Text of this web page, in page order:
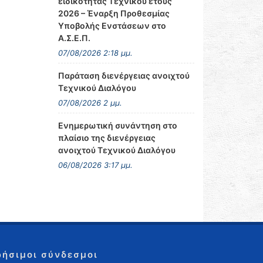
2026 – Έναρξη Προθεσμίας
Υποβολής Ενστάσεων στο
Α.Σ.Ε.Π.
07/08/2026 2:18 μμ.
Παράταση διενέργειας ανοιχτού
Τεχνικού Διαλόγου
07/08/2026 2 μμ.
Ενημερωτική συνάντηση στο
πλαίσιο της διενέργειας
ανοιχτού Τεχνικού Διαλόγου
06/08/2026 3:17 μμ.
σύνδεσμοι